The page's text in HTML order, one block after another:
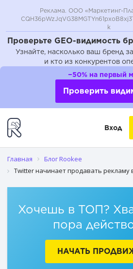
Проверьте GEO-видимость
Узнайте, насколько ваш бренд
и кто из конкурентов
Реклама. ООО «Маркетинг-
k
−50% на первый
Проверить
Вход
Главная
Блог Rookee
Twitter начинает продавать рекламу
Хочешь в ТОП?
пора
НАЧАТЬ